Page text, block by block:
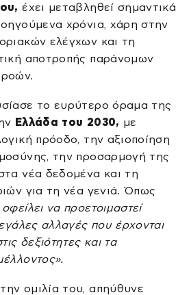
έχει μεταβληθεί σημαντικά
χρόνια, χάρη στην
ελέγχων και τη
αποτροπής παράνομων
το ευρύτερο όραμα της
Ελλάδα του 2030, με
πρόοδο, την αξιοποίηση
την προσαρμογή της
νέα δεδομένα και τη
για τη νέα γενιά. Όπως
να προετοιμαστεί
αλλαγές που έρχονται
δεξιότητες και τα
ομιλία του, απηύθυνε